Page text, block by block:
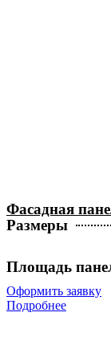
Фасадная
Размеры
Площадь
Оформить заявку
Подробнее